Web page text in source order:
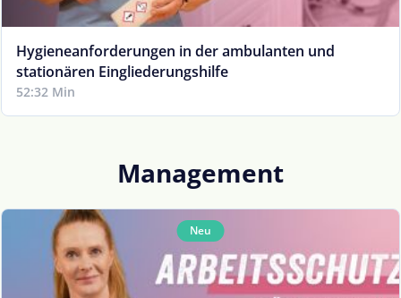
Hygieneanforderungen in der ambulanten und
stationären Eingliederungshilfe
52:32 Min
Management
Neu